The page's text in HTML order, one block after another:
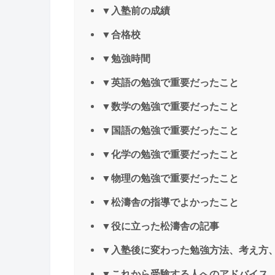
▼入塾前の成績
▼合格校
▼勉強時間
▼英語の勉強で重要だったこと
▼数学の勉強で重要だったこと
▼国語の勉強で重要だったこと
▼化学の勉強で重要だったこと
▼物理の勉強で重要だったこと
▼松濤舎の指導でよかったこと
▼役に立った松濤舎の記事
▼入塾後に変わった勉強方法、考え方